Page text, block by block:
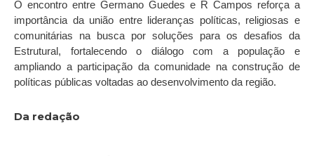
O encontro entre Germano Guedes e R Campos reforça a
importância da união entre lideranças políticas, religiosas e
comunitárias na busca por soluções para os desafios da
Estrutural, fortalecendo o diálogo com a população e
ampliando a participação da comunidade na construção de
políticas públicas voltadas ao desenvolvimento da região.
Da redação